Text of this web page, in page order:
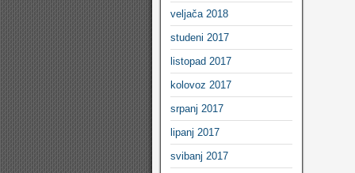
veljača 2018
studeni 2017
listopad 2017
kolovoz 2017
srpanj 2017
lipanj 2017
svibanj 2017